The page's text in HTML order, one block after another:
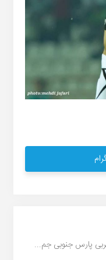
پارس جنوبی جم...